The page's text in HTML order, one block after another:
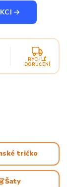
RYCHLÉ
DORUČENÍ
tričko
Šaty